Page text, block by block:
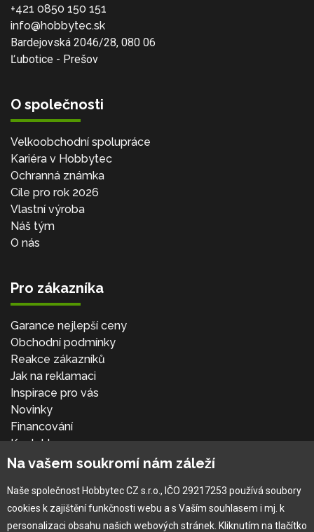
+421 0850 150 151
info@hobbytec.sk
Bardejovská 2046/28, 080 06
Ľubotice - Prešov
O společnosti
Velkoobchodní spolupráce
Kariéra v Hobbytec
Ochranná známka
Cíle pro rok 2026
Vlastní výroba
Náš tým
O nás
Pro zákazníka
Garance nejlepší ceny
Obchodní podmínky
Reakce zákazníků
Jak na reklamaci
Inspirace pro vás
Novinky
Financování
Kontakt
Přihlásit se
Na vašem soukromí nám záleží
Naše společnost Hobbytec CZ s.r.o., IČO 29217253 používá soubory
cookies k zajištění funkčnosti webu a s Vaším souhlasem i mj. k
personalizaci obsahu našich webových stránek. Kliknutím na tlačítko